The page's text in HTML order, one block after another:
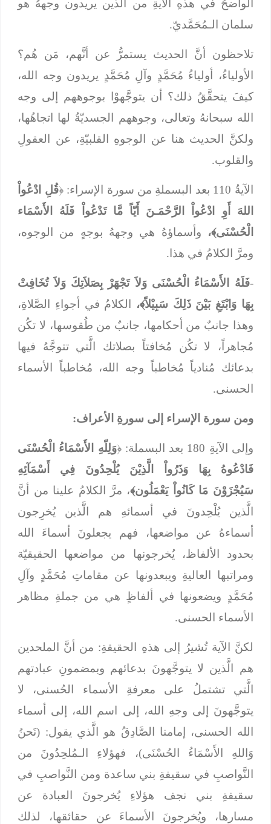
الواضحُ في هذهِ الآيةِ من الَّذين يريدون وجههُ هو
سلمان الـمُحَمَّديّ.
تلاحظون أنَّ الحديث يستمرُّ عن أنَّهم، مَن هُم؟
الأولياءُ، أولياءُ مُحَمَّدٍ وآلِ مُحَمَّدٍ يريدون وجه الله،
كيفَ يتحقَّقُ ذلك؟ أن يتوجَّهوْا بوجوههم إلى وجه
الله سبحانهُ وتعالى، وجوههم الجسديّةُ لها اتجاهُها،
ولكنَّ الحديث هنا عن الوجوهِ القلبيّةِ، عن العقولِ
والقلوب.
الآيةُ 110 بعد البسملةِ من سورة الإسراء: ﴿
قُلِ ادْعُواْ
اللهَ أَوِ ادْعُواْ الرَّحْمَـنَ أَيّاً مَّا تَدْعُواْ فَلَهُ الأَسْمَاء
الْحُسْنَى﴾،
وأسماؤهُ هي وجههُ بوجهٍ من الوجوه،
ومرَّ الكلامُ في هذا.
فَلَهُ الأَسْمَاءُ الْحُسْنَى وَلاَ تَجْهَرْ بِصَلاَتِكَ وَلاَ تُخَافِتْ
بِهَا وَابْتَغِ بَيْنَ ذَلِكَ سَبِيْلاً﴾،
الكلامُ في أجواءِ الصَّلاةِ،
وهذا جانبٌ من أحكامها، جانبٌ من طُقوسها،
لا تكُن
مُجاهراً، لا تكُن مُخافتاً بصلاتك الَّتي تتوجَّهُ فيها
بدعائك مُنادياً مُخاطباً وجه الله، مُخاطباً الأسماء
الحسنى.
ومن سورة الإسراء إلى سورةِ الأعراف:
وإلى الآيةِ 180 بعد البسملة: ﴿
وَلِلّهِ الأَسْمَاءُ الْحُسْنَى
فَادْعُوهُ بِهَا وَذَرُواْ الَّذِيْنَ يُلْحِدُونَ فِي أَسْمَآئِهِ
سَيُجْزَوْنَ مَا كَانُواْ يَعْمَلُون﴾، مرَّ الكلامُ علينا من أنَّ
الَّذين يُلْحِدونَ في أسمائهِ هم الَّذين يُخرِجون
أسماءهُ عن مواضعها، فهم يجعلونَ أسماءَ الله
بحدود الألفاظ، يُخرجونها من مواضعها الحقيقيّة
ومراتبها العاليةِ ويبعدونها عن مقاماتِ مُحَمَّدٍ وآلِ
مُحَمَّدٍ ويضعونها في ألفاظٍ هي من جملةِ مظاهر
الأسماء الحسنى.
لكنَّ الآية تُشيرُ إلى هذهِ الحقيقةِ: من أنَّ الملحدين
هم الَّذين لا يتوجَّهونَ بدعائهم وبمضمونِ عبادتهم
الَّتي تشتملُ على معرفةِ الأسماء الحُسنى، لا
يتوجَّهونَ إلى وجهِ الله، إلى اسم الله، إلى أسماء
الله الحسنى، إمامنا الصَّادِقُ هو الَّذي يقول: (نَحنُ
وَاللهِ الأَسْمَاءُ الحُسْنَى)، فهؤلاءِ الـمُلحِدُونَ من
النَّواصبِ في سقيفةِ بني ساعدة ومن النَّواصبِ في
سقيفةِ بني نجف هؤلاءِ يُخرجونَ العبادة عن
مسارها، ويُخرجونَ الأسماءَ عن حقائقها، لذلك